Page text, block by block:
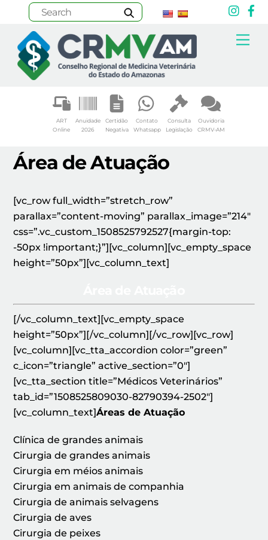
content
ART
Online
Anuidade
2026
Certidão
Negativa
Contato
Whatsapp
Consulta
Legislação
Ouvidoria
CRMV-AM
Área de Atuação
[vc_row full_width=”stretch_row”
parallax=”content-moving” parallax_image=”214″
css=”.vc_custom_1508525792527{margin-top:
-50px !important;}”][vc_column][vc_empty_space
height=”50px”][vc_column_text]
[/vc_column_text][vc_empty_space
height=”50px”][/vc_column][/vc_row][vc_row]
[vc_column][vc_tta_accordion color=”green”
c_icon=”triangle” active_section=”0″]
[vc_tta_section title=”Médicos Veterinários”
tab_id=”1508525809030-82790394-2502″]
[vc_column_text]Áreas de Atuação
Clínica de grandes animais
Cirurgia de grandes animais
Cirurgia em méios animais
Cirurgia em animais de companhia
Cirurgia de animais selvagens
Cirurgia de aves
Cirurgia de peixes